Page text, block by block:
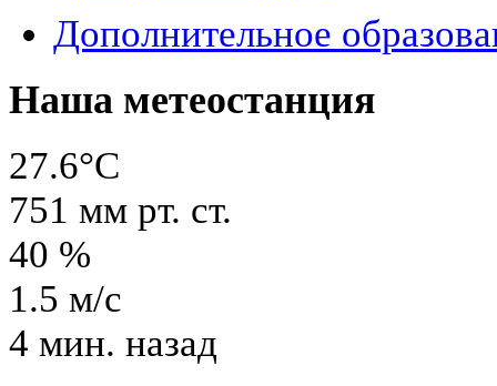
Дополнительное
Наша метеостанция
27.6°C
751 мм рт. ст.
40 %
1.5 м/с
4 мин. назад